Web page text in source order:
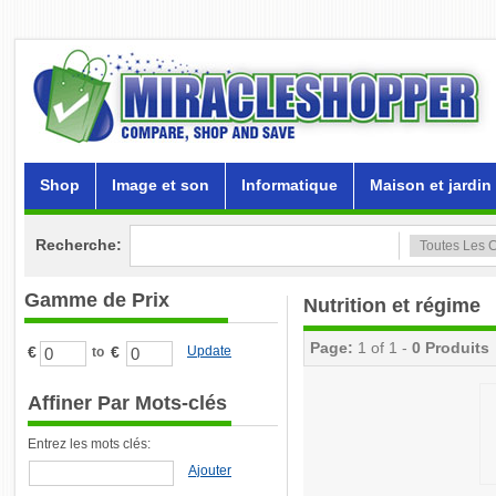
Shop Image et son Informatique Maison et jardin
Recherche:
Gamme de Prix
€ to € Update
Affiner Par Mots-clés
Entrez les mots clés:
Ajouter
Nutrition et régime
Page: 1 of 1 - 0 Produits